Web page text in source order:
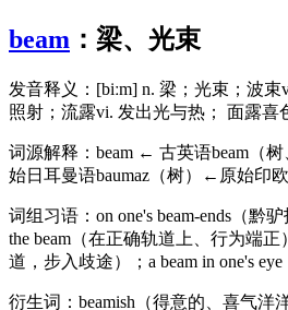
beam ：梁、光束
发音释义：[biːm] n. 梁；光束；波
照射；流露vi. 发出光与热； 面露喜
词源解释：beam ← 古英语beam（
始日耳曼语baumaz（树）←原始印欧
词组习语：on one's beam-ends（黔
the beam（在正确轨道上、行为端正
道，步入歧途）；a beam in one's
衍生词：beamish（得意的、喜气洋